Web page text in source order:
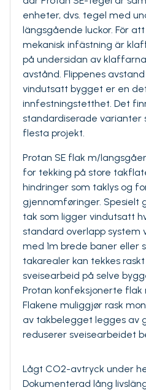
enheter, dvs. tegel med
längsgående luckor. För
mekanisk infästning är
på undersidan av
avstånd. Flippenes
vindutsatt bygget er en
innfestningstetthet. Det
standardiserade varianter
flesta projekt.
Protan SE flak m/
for tekking på store
hindringer som taklys og
gjennomføringer. Spesielt
tak som ligger vindutsatt
standard overlapp system
med 1m brede baner eller
takarealer kan tekkes
sveisearbeid på selve
Protan konfeksjonerte
Flakene muliggjør rask
av takbelegget legges av
reduserer sveisearbeidet
Lågt CO2-avtryck under
Dokumenterad lång